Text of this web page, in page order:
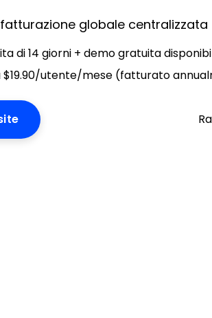
fatturazione globale centralizzata
di 14 giorni + demo gratuita
$19.90/utente/mese (fatturato